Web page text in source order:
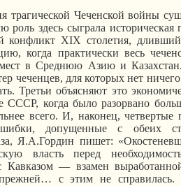
трагической Чеченской войны
роль здесь сыграла
конфликт XIX столетия,
когда практически весь
ст в Среднюю Азию и
чеченцев, для которых нет
Третьи объясняют это
СССР, когда было разорвано
всего. И, наконец,
допущенные с обеих
Я.А.Гордин пишет:
власть перед
Кавказом — взамен
… с этим не справилась.